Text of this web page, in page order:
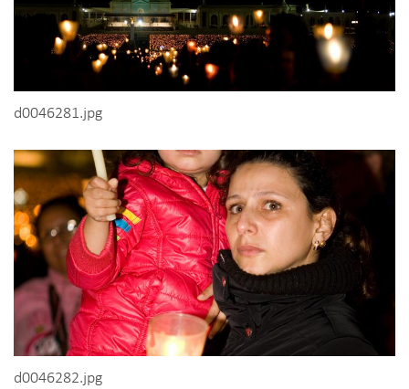
d0046281.jpg
d0046282.jpg